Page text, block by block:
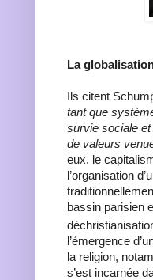
La
Ils citent
tant que
survie sociale
de valeurs
eux, le
l’organisation
bassin parisien
l’émergence
la religion,
s’est incarnée